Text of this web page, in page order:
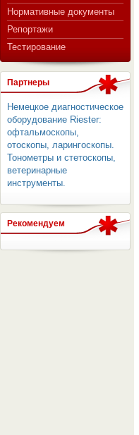
Нормативные документы
Репортажи
Тестирование
Партнеры
Немецкое диагностическое
оборудование Riester:
офтальмоскопы,
отоскопы, ларингоскопы.
Тонометры и стетоскопы,
ветеринарные
инструменты.
Рекомендуем